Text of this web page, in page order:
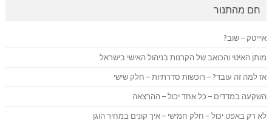
חם מהתנור
איייטק – שוב?
מותן האיטי והכואב של הקרנות בניהול האישי בישראל
אז למה זה עובד? – רוכשות סדרתיות – חלק שישי
השקעה במדדים – כל אחד יכול – ההרצאה
לא רק באפט יכול – חלק חמישי – איך קונים במחיר הוגן